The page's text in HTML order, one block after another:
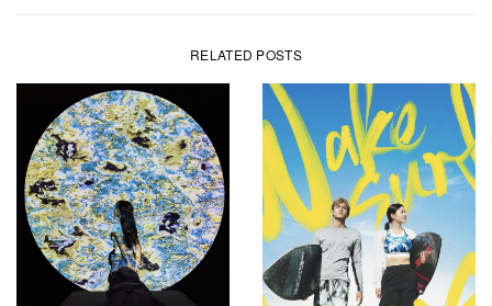
RELATED POSTS